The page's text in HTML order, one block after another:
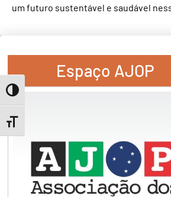
Toggle High Contrast
Toggle Font size
um futuro sustentável e saudável
Espaço AJOP